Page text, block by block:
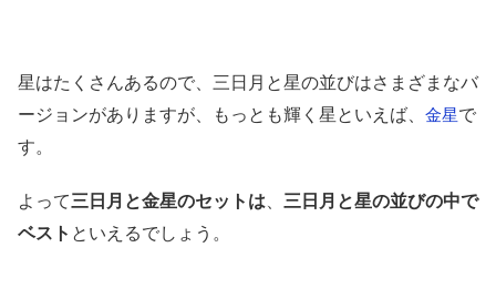
星はたくさんあるので、三日月と星の並びはさまざまなバ
ージョンがありますが、もっとも輝く星といえば、 金星で
す。
よって三日月と金星のセットは、 三日月と星の並びの中で
ベスト といえるでしょう。